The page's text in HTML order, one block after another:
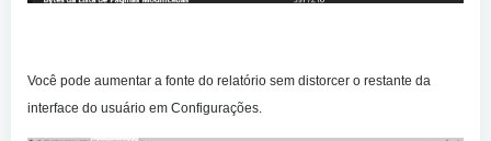
Você pode aumentar a fonte do relatório sem distorcer o restante da
interface do usuário em Configurações.